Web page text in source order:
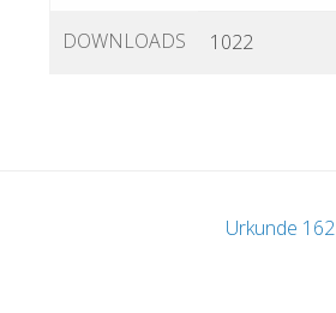
DOWNLOADS 1022
Urkunde 162